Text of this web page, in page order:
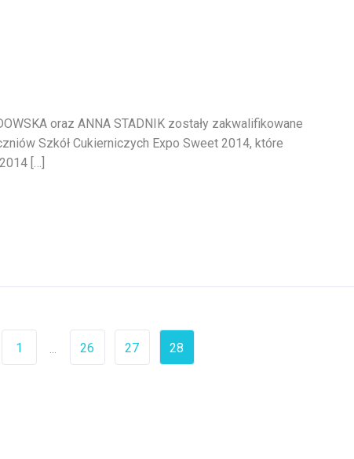
oraz ANNA STADNIK zostały zakwalifikowane
Szkół Cukierniczych Expo Sweet 2014, które
[…]
1 26 27 28